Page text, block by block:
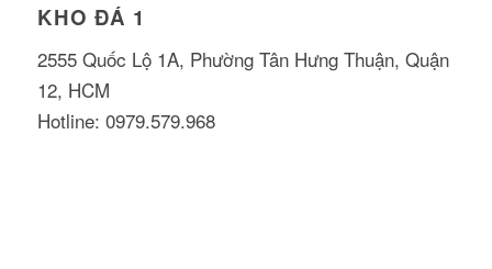
KHO ĐÁ 1
2555 Quốc Lộ 1A, Phường Tân Hưng Thuận, Quận
12, HCM
Hotline: 0979.579.968